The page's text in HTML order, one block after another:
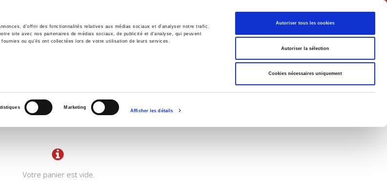
d'offrir des fonctionnalités relatives aux médias sociaux et d'analyser notre trafic.
site avec nos partenaires de médias sociaux, de publicité et d'analyse, qui peuvent
ou qu'ils ont collectées lors de votre utilisation de leurs services.
Marketing
Afficher les détails
Autoriser tous les cookies
Autoriser la sélection
Cookies nécessaires uniquement
Français
Histoire International
Votre panier est vide.